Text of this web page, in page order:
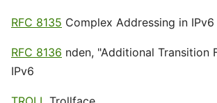
RFC 8135 Complex Addressing in IPv6
RFC 8136 nden, "Additional Transition
IPv6